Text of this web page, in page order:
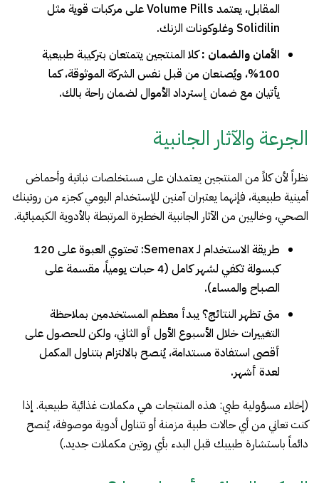
المقابل، يعتمد Volume Pills على مركبات قوية مثل
Solidilin وغلوكونات الزنك.
الأمان والضمان :كلا المنتجين يتمتعان بتركيبة طبيعية
100%، ويُصنعان من قبل نفس الشركة الموثوقة، كما
يأتيان مع ضمان إسترداد الأموال لضمان راحة بالك.
الجرعة والآثار الجانبية
نظراً لأن كلاً من المنتجين يعتمدان على مستخلصات نباتية وأحماض
أمينية طبيعية، فإنهما يعتبران آمنين للإستخدام اليومي كجزء من روتينك
الصحي، وخاليين من الآثار الجانبية الخطيرة المرتبطة بالأدوية الكيميائية.
طريقة الاستخدام لـ Semenax: تحتوي العبوة على 120
كبسولة تكفي لشهر كامل (4 حبات يومياً، مقسمة على
الصباح والمساء).
متى تظهر النتائج؟ يبدأ معظم المستخدمين بملاحظة
التغييرات خلال الأسبوع الأول أو الثاني، ولكن للحصول على
أقصى استفادة مستدامة، يُنصح بالالتزام بتناول المكمل
لعدة أشهر.
(إخلاء مسؤولية طبي: هذه المنتجات هي مكملات غذائية طبيعية. إذا
كنت تعاني من أي حالات طبية مزمنة أو تتناول أدوية موصوفة، يُنصح
دائماً باستشارة طبيبك قبل البدء بأي روتين مكملات جديد.)